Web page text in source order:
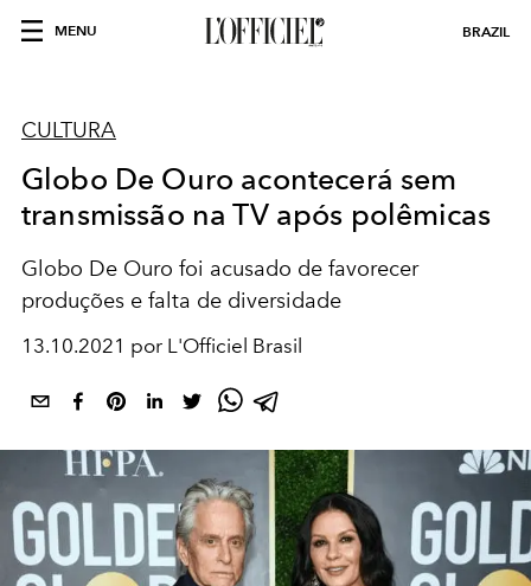
MENU BRAZIL
CULTURA
Globo De Ouro acontecerá sem
transmissão na TV após polêmicas
Globo De Ouro foi acusado de favorecer
produções e falta de diversidade
13.10.2021 por L'Officiel Brasil